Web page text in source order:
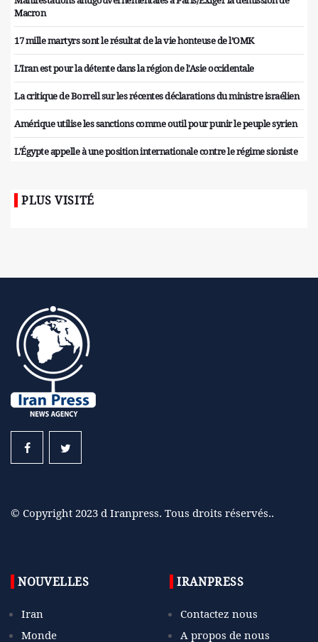
Macron
17 mille martyrs sont le résultat de la vie honteuse de l’OMK
L'Iran est pour la détente dans la région de l'Asie occidentale
La critique de Borrell sur les récentes déclarations du ministre israélien
Amérique utilise les sanctions comme outil pour punir le peuple syrien
L'Égypte appelle à une position internationale contre le régime sioniste
PLUS VISITÉ
© Copyright 2023 d Iranpress. Tous droits réservés..
NOUVELLES
Iran
Monde
IRANPRESS
Contactez nous
A propos de nous